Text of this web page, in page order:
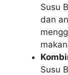
Susu
dan
Susu